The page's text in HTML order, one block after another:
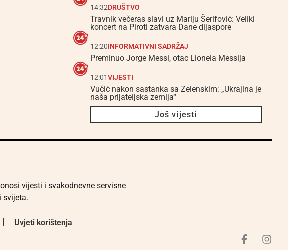
14:32DRUŠTVO
Travnik večeras slavi uz Mariju Šerifović: Veliki
koncert na Piroti zatvara Dane dijaspore
12:20INFORMATIVNI SADRŽAJ
Preminuo Jorge Messi, otac Lionela Messija
12:01VIJESTI
Vučić nakon sastanka sa Zelenskim: „Ukrajina je
naša prijateljska zemlja“
Još vijesti
vijesti i svakodnevne servisne
svijeta.
Uvjeti korištenja